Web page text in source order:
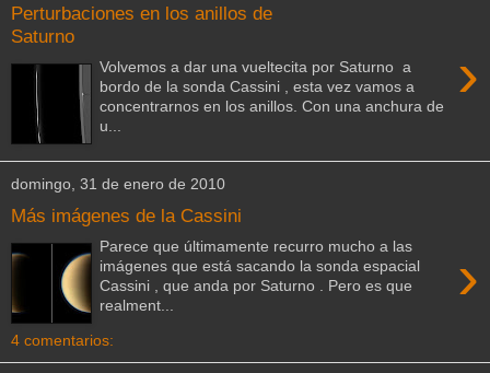
Perturbaciones en los anillos de
Saturno
›
Volvemos a dar una vueltecita por Saturno a
bordo de la sonda Cassini , esta vez vamos a
concentrarnos en los anillos. Con una anchura de
u...
domingo, 31 de enero de 2010
Más imágenes de la Cassini
›
Parece que últimamente recurro mucho a las
imágenes que está sacando la sonda espacial
Cassini , que anda por Saturno . Pero es que
realment...
4 comentarios: